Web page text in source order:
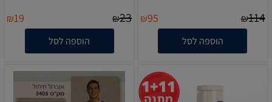
₪114
₪95
הוספה לסל
₪23
₪19
הוספה לסל